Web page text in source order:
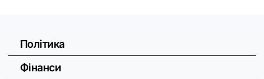
Політика
Фінанси